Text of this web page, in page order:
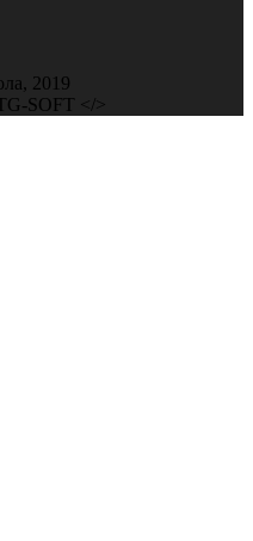
2019
SOFT </>